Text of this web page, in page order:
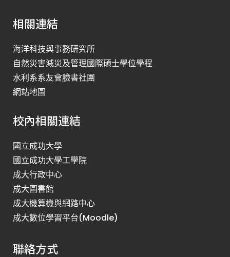
相關連結
海洋科技與事務研究所
自然災害減災及管理國際碩士學位學程
水利系系友會臉書社團
網站地圖
校內相關連結
國立成功大學
國立成功大學工學院
成大行政中心
成大圖書館
成大機算機與網路中心
成大數位學習平台(Moodle)
聯絡方式